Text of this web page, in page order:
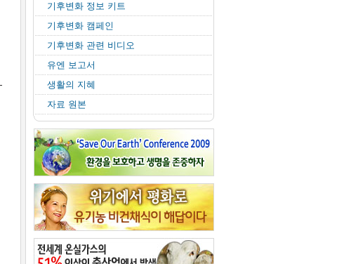
기후변화 정보 키트
기후변화 캠페인
기후변화 관련 비디오
유엔 보고서
생활의 지혜
자료 원본